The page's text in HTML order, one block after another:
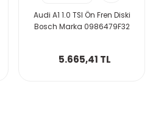
Audi A1 1.0 TSI Ön Fren Diski
Bosch Marka 0986479F32
5.665,41 TL